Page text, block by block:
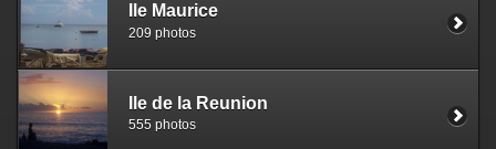
Ile Maurice
209 photos
Ile de la Reunion
555 photos